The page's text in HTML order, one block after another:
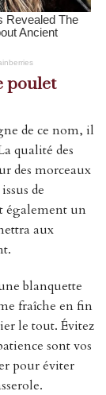
poulet
de ce nom, il
qualité des
des morceaux
de
également un
aux
blanquette
fraîche en fin
le tout. Évitez
sont vos
pour éviter